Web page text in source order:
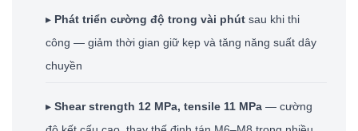
▸ Phát triển cường độ trong vài phút sau khi thi
công — giảm thời gian giữ kẹp và tăng năng suất dây
chuyền
▸Shear strength 12 MPa, tensile 11 MPa — cường